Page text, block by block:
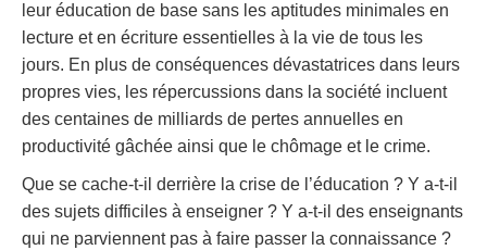
leur éducation de base sans les aptitudes minimales en
lecture et en écriture essentielles à la vie de tous les
jours. En plus de conséquences dévastatrices dans leurs
propres vies, les répercussions dans la société incluent
des centaines de milliards de pertes annuelles en
productivité gâchée ainsi que le chômage et le crime.
Que se cache-t-il derrière la crise de l’éducation ? Y a-t-il
des sujets difficiles à enseigner ? Y a-t-il des enseignants
qui ne parviennent pas à faire passer la connaissance ?